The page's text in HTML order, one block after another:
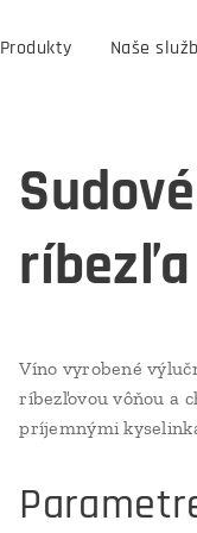
Produkty Naše
Víno vyrobené
ríbezľovou vôňou a
príjemnými